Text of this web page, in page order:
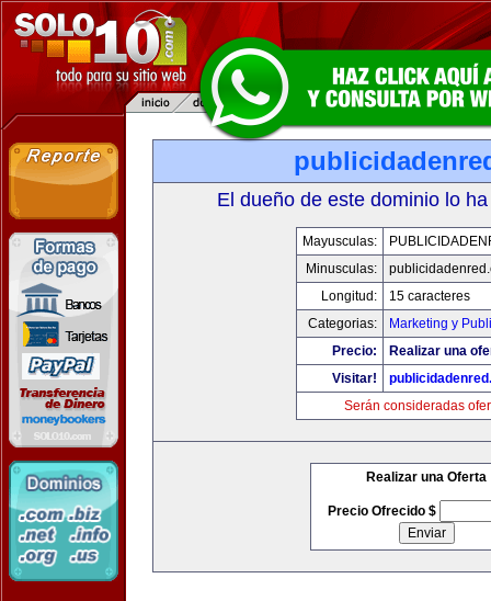
El dueño de este dominio lo
Mayusculas:
Minusculas:
Longitud:
15 caracteres
Categorias:
Marketing y
Precio:
Realizar una
Visitar!
Serán consideradas
Realizar una Oferta
Precio Ofrecido $